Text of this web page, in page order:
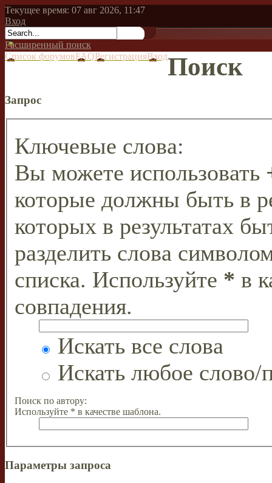
Текущее время: 07 авг 2026, 11:47
Вход
Расширенный поиск
Список форумовFAQРегистрацияВходПоиск
Запрос
Ключевые слова:
Вы можете использовать
которые должны быть в
которых в результатах
разделить слова
списка. Используйте * в
совпадения.
Искать все слова
Искать любое слово/
Поиск по автору:
Используйте * в качестве шаблона.
Параметры запроса